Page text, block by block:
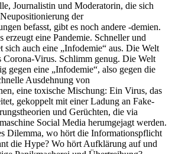
Journalistin und Moderatorin, die sich
der
befasst, gibt es noch andere -demien.
erzeugt eine Pandemie. Schneller und
sich auch eine „Infodemie“ aus. Die Welt
Corona-Virus. Schlimm genug. Die Welt
gegen eine „Infodemie“, also gegen die
Ausdehnung von
eine toxische Mischung: Ein Virus, das
gekoppelt mit einer Ladung an Fake-
und Gerüchten, die via
Social Media herumgejagt werden.
Dilemma, wo hört die Informationspflicht
die Hype? Wo hört Aufklärung auf und